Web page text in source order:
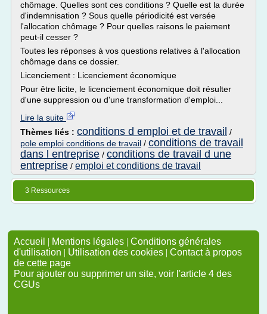
chômage. Quelles sont ces conditions ? Quelle est la durée
d'indemnisation ? Sous quelle périodicité est versée
l'allocation chômage ? Pour quelles raisons le paiement
peut-il cesser ?
Toutes les réponses à vos questions relatives à l'allocation
chômage dans ce dossier.
Licenciement : Licenciement économique
Pour être licite, le licenciement économique doit résulter
d'une suppression ou d'une transformation d'emploi...
Lire la suite
Thèmes liés : conditions d emploi et de travail /
pole emploi conditions de travail / conditions de travail
dans l entreprise / conditions de travail d une
entreprise / emploi et conditions de travail
3 Ressources
Accueil | Mentions légales | Conditions générales
d'utilisation | Utilisation des cookies | Contact à propos
de cette page
Pour ajouter ou supprimer un site, voir l'article 4 des
CGUs